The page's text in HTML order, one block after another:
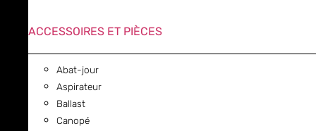
ACCESSOIRES ET PIÈCES
Abat-jour
Aspirateur
Ballast
Canopé